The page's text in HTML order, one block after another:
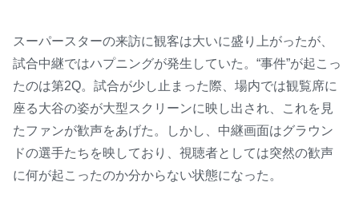
スーパースターの来訪に観客は大いに盛り上がったが、
試合中継ではハプニングが発生していた。“事件”が起こっ
たのは第2Q。試合が少し止まった際、場内では観覧席に
座る大谷の姿が大型スクリーンに映し出され、これを見
たファンが歓声をあげた。しかし、中継画面はグラウン
ドの選手たちを映しており、視聴者としては突然の歓声
に何が起こったのか分からない状態になった。